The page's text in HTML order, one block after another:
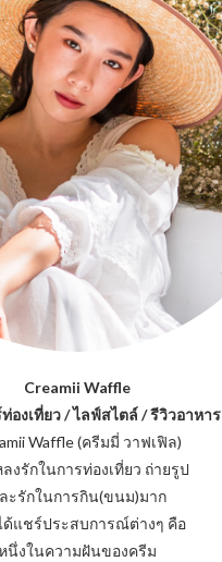
Creamii Waffle
องเที่ยว / ไลฟ์สไตล์ / รีวิวอาหาร
Waffle (ครีมมี่ วาฟเฟิล)
งรักในการท่องเที่ยว ถ่ายรูป
ะรักในการกิน(ขนม)มาก
ด้แชร์ประสบการณ์ต่างๆ คือ
นึ่งในความฝันของครีม